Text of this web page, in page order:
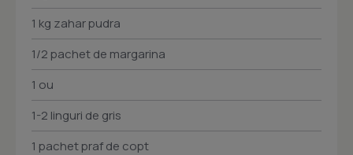
1 kg zahar pudra
1/2 pachet de margarina
1 ou
1-2 linguri de gris
1 pachet praf de copt